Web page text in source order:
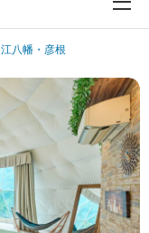
八幡・彦根